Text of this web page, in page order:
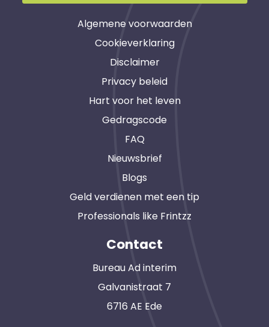
Algemene voorwaarden
Cookieverklaring
Disclaimer
Privacy beleid
Hart voor het leven
Gedragscode
FAQ
Nieuwsbrief
Blogs
Geld verdienen met een tip
Professionals like Frintzz
Contact
Bureau Ad interim
Galvanistraat 7
6716 AE Ede